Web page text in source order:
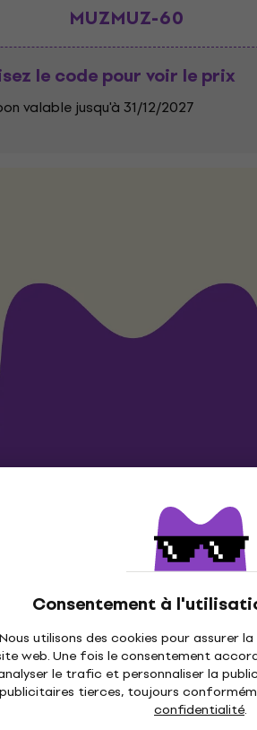
Consentement à
Nous utilisons des cookies pour assurer
web. Une fois le consentement
le trafic et personnaliser la
publicitaires tierces, toujours
confidentialité.
MUZMUZ-60
le code pour voir le prix
valable jusqu'à 31/12/2027
MUZMUZ-40
valable jusqu'à 31/12/2027